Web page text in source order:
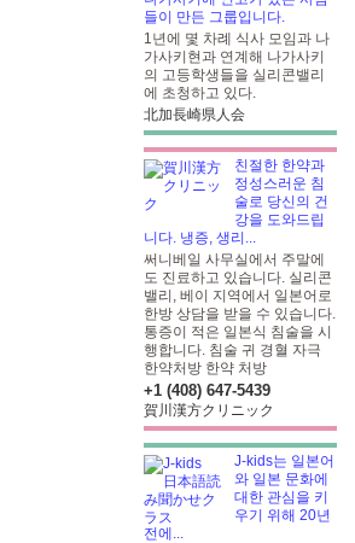
들이 만든 그룹입니다.
1년에 몇 차례 식사 모임과 나
가사키현과 연계해 나가사키
의 고등학생들을 실리콘밸리
에 초청하고 있다.
北加長崎県人会
친절한 한약과
정성스러운 침
술로 당신의 건
강을 도와드립
니다. 냉증, 생리...
써니베일 사무실에서 주말에
도 진료하고 있습니다. 실리콘
밸리, 베이 지역에서 일본어로
한방 상담을 받을 수 있습니다.
통증이 적은 일본식 침술을 시
행합니다. 침술 귀 경혈 자극
한약처방 한약 처방
+1 (408) 647-5439
賀川漢方クリニック
J-kids는 일본어
와 일본 문화에
대한 관심을 키
우기 위해 20년
전에...